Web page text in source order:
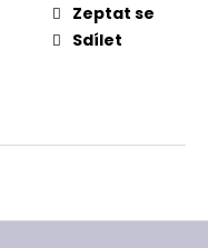
Zeptat se
Sdílet